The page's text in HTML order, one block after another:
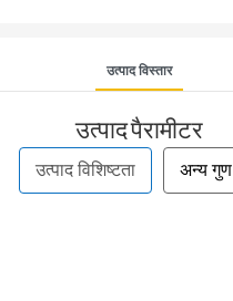
उत्पाद विस्तार
उत्पाद पैरामीटर
उत्पाद विशिष्टता अन्य गुण